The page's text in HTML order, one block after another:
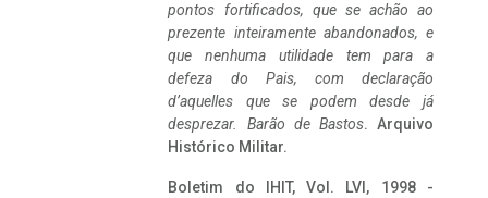
pontos fortificados, que se achão ao
prezente inteiramente abandonados, e
que nenhuma utilidade tem para a
defeza do Pais, com declaração
d’aquelles que se podem desde já
desprezar. Barão de Bastos. Arquivo
Histórico Militar.
Boletim do IHIT, Vol. LVI, 1998 -